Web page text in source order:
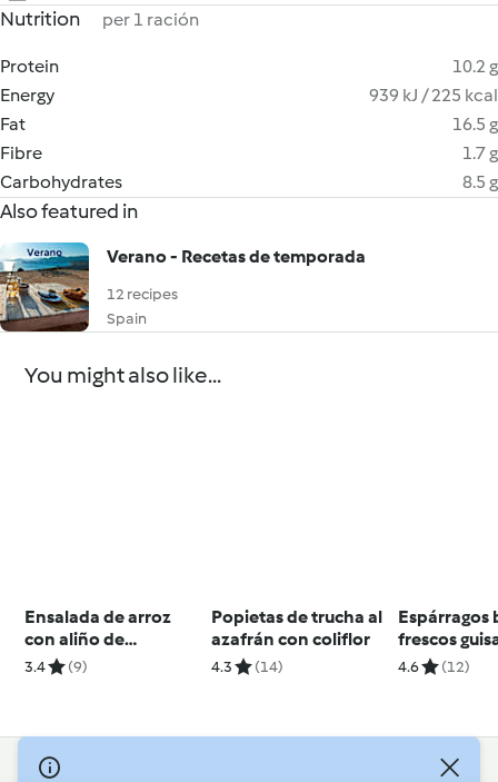
Nutrition per 1 ración
Protein
10.2 g
Energy
939 kJ / 225 kcal
Fat
16.5 g
Fibre
1.7 g
Carbohydrates
8.5 g
Also featured in
Verano - Recetas de temporada
12 recipes
Spain
You might also like...
Ensalada de arroz
con aliño de
gazpacho
3.4 (9)
Popietas de trucha al
azafrán con coliflor
4.3 (14)
Espárragos
frescos
huevos de
4.6 (12)
© Copyright 2026